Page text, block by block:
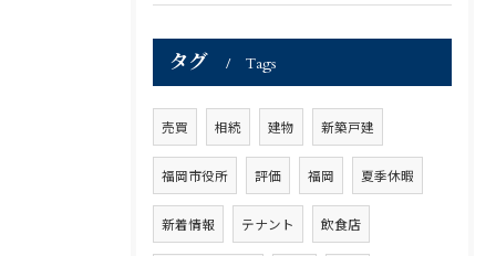
タグ Tags
売買 相続 建物 新築戸建
福岡市役所 評価 福岡 夏季休暇
新着情報 テナント 飲食店